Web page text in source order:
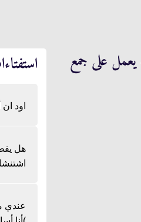
يعمل على جمع
اود
هل
عندي